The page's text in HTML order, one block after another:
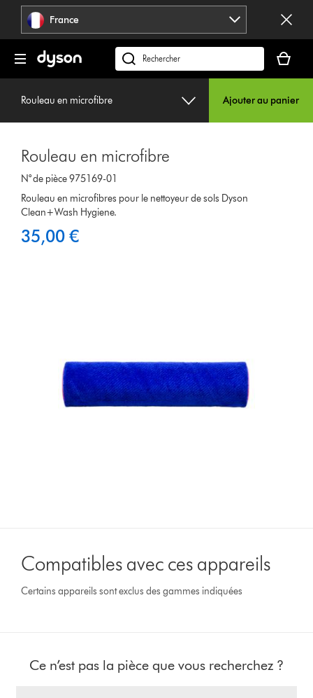
Sauter
pages
France
Rechercher
des
panier
est
Rouleau en microfibre Ajouter au panier
Rouleau en microfibre
N° de pièce 975169-01
Rouleau en microfibres pour le nettoyeur de sols Dyson
Clean+Wash Hygiene.
35,00 €
Compatibles avec ces appareils
Certains appareils sont exclus des gammes indiquées
Ce n’est pas la pièce que vous recherchez ?